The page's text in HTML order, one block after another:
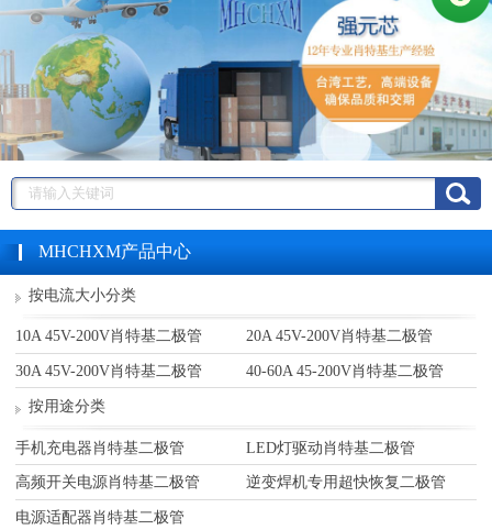
MHCHXM产品中心
按电流大小分类
10A 45V-200V肖特基二极管 20A 45V-200V肖特基二极管
30A 45V-200V肖特基二极管 40-60A 45-200V肖特基二极管
按用途分类
手机充电器肖特基二极管 LED灯驱动肖特基二极管
高频开关电源肖特基二极管 逆变焊机专用超快恢复二极管
电源适配器肖特基二极管